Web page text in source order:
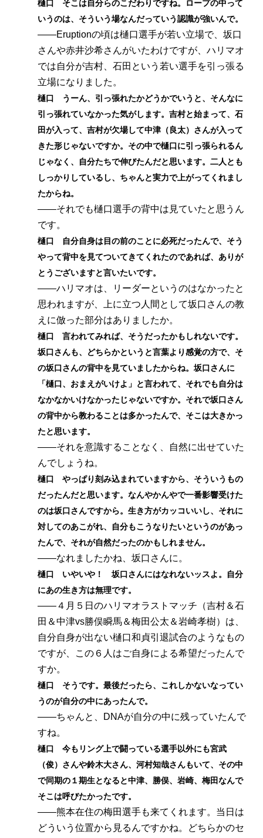
樋口 そこは自分らのこだわりですね。ロープの中って
いうのは、そういう場なんだっていう認識が強いんで。
――Eruptionの頃は樋口選手が若い立場で、坂口
さんや赤井沙希さんがいたわけですが、ハリマオ
では自分が吉村、石田という若い選手を引っ張る
立場になりました。
樋口 うーん、引っ張れたかどうかでいうと、そんなに
引っ張れていなかった気がします。吉村と始まって、石
田が入って、吉村が欠場して中津（良太）さんが入って
きた形じゃないですか。その中で樋口に引っ張られるん
じゃなく、自分たちで伸びたんだと思います。二人とも
しっかりしているし、ちゃんと実力で上がってくれまし
たからね。
――それでも樋口選手の背中は見ていたと思うん
です。
樋口 自分自身は目の前のことに必死だったんで、そう
やって背中を見てついてきてくれたのであれば、ありが
とうございますと言いたいです。
――ハリマオは、リーダーというのはなかったと
思われますが、上に立つ人間として坂口さんの教
えに倣った部分はありましたか。
樋口 言われてみれば、そうだったかもしれないです。
坂口さんも、どちらかというと言葉より感覚の方で、そ
の坂口さんの背中を見ていましたからね。坂口さんに
「樋口、おまえがいけよ」と言われて、それでも自分は
なかなかいけなかったじゃないですか。それで坂口さん
の背中から教わることは多かったんで、そこは大きかっ
たと思います。
――それを意識することなく、自然に出せていた
んでしょうね。
樋口 やっぱり刻み込まれていますから、そういうもの
だったんだと思います。なんやかんやで一番影響受けた
のは坂口さんですから。生き方がカッコいいし、それに
対してのあこがれ、自分もこうなりたいというのがあっ
たんで、それが自然だったのかもしれません。
――なれましたかね、坂口さんに。
樋口 いやいや！ 坂口さんにはなれないッスよ。自分
にあの生き方は無理です。
――４月５日のハリマオラストマッチ（吉村＆石
田＆中津vs勝俣瞬馬＆梅田公太＆岩崎孝樹）は、
自分自身が出ない樋口和貞引退試合のようなもの
ですが、この６人はご自身による希望だったんで
すか。
樋口 そうです。最後だったら、これしかないなってい
うのが自分の中にあったんで。
――ちゃんと、DNAが自分の中に残っていたんで
すね。
樋口 今もリング上で闘っている選手以外にも宮武
（俊）さんや鈴木大さん、河村知哉さんもいて、その中
で同期の１期生となると中津、勝俣、岩崎、梅田なんで
そこは呼びたかったです。
――熊本在住の梅田選手も来てくれます。当日は
どういう位置から見るんですかね。どちらかのセ